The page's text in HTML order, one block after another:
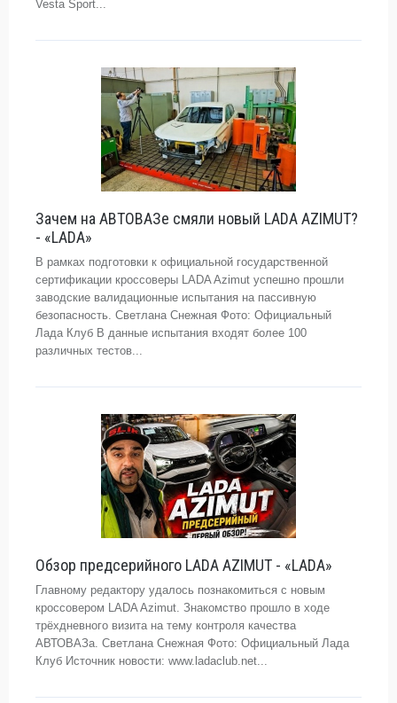
Vesta Sport...
Зачем на АВТОВАЗе смяли новый LADA AZIMUT?
- «LADA»
В рамках подготовки к официальной государственной
сертификации кроссоверы LADA Azimut успешно прошли
заводские валидационные испытания на пассивную
безопасность. Светлана Снежная Фото: Официальный
Лада Клуб В данные испытания входят более 100
различных тестов...
Обзор предсерийного LADA AZIMUT - «LADA»
Главному редактору удалось познакомиться с новым
кроссовером LADA Azimut. Знакомство прошло в ходе
трёхдневного визита на тему контроля качества
АВТОВАЗа. Светлана Снежная Фото: Официальный Лада
Клуб Источник новости: www.ladaclub.net...